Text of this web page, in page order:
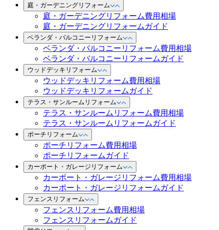
庭・ガーデニングリフォーム
庭・ガーデニングリフォーム費用相場
庭・ガーデニングリフォームガイド
ベランダ・バルコニーリフォーム
ベランダ・バルコニーリフォーム費用相場
ベランダ・バルコニーリフォームガイド
ウッドデッキリフォーム
ウッドデッキリフォーム費用相場
ウッドデッキリフォームガイド
テラス・サンルームリフォーム
テラス・サンルームリフォーム費用相場
テラス・サンルームリフォームガイド
ポーチリフォーム
ポーチリフォーム費用相場
ポーチリフォームガイド
カーポート・ガレージリフォーム
カーポート・ガレージリフォーム費用相場
カーポート・ガレージリフォームガイド
フェンスリフォーム
フェンスリフォーム費用相場
フェンスリフォームガイド